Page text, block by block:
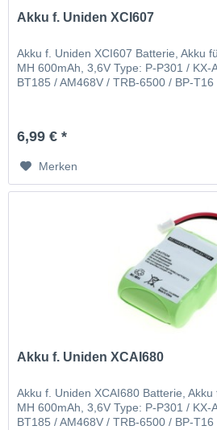
Akku f. Uniden XCI607
Akku f. Uniden XCI607 Batterie, Akku
MH 600mAh, 3,6V Type: P-P301 / KX-
BT185 / AM468V / TRB-6500 / BP-T16
6,99 € *
Merken
Akku f. Uniden XCAI680
Akku f. Uniden XCAI680 Batterie,
MH 600mAh, 3,6V Type: P-P301 / KX-
BT185 / AM468V / TRB-6500 / BP-T16